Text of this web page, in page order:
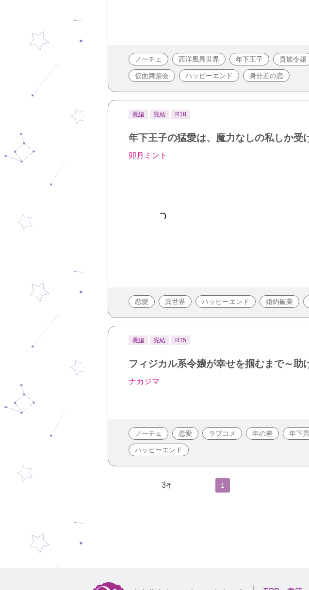
ノーチェ 西洋風異世界 年下王子 貴族令嬢
仮面舞踏会 ハッピーエンド 身分差の恋
長編 完結 R18
年下王子の猛愛は、魔力なしの私しか受
卯月ミント
恋愛 異世界 ハッピーエンド 婚約破棄
長編 完結 R15
フィジカル系令嬢が幸せを掴むまで～助
ナカジマ
ノーチェ 恋愛 ラブコメ 年の差 年下
ハッピーエンド
3件 1